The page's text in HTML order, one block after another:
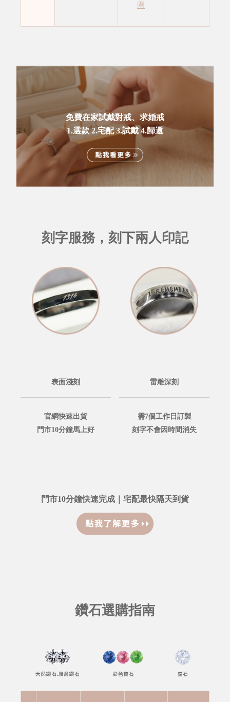
圍
免費在家試戴對戒、求婚戒
1.選款 2.宅配 3.試戴 4.歸還
刻字服務，刻下兩人印記
表面淺刻
官網快速出貨
門市10分鐘馬上好
雷雕深刻
需7個工作日訂製
刻字不會因時間消失
門市10分鐘快速完成｜宅配最快隔天到貨
鑽石選購指南